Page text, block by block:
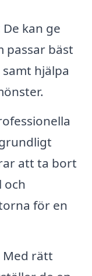
De kan ge
passar bäst
hjälpa
att ta bort
och
för en
Med rätt